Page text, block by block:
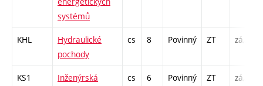
systémů
KHL
Hydraulické
pochody
cs 8 Povinný ZT zá,zk
KS1
Inženýrská
cs 6 Povinný ZT zá,zk